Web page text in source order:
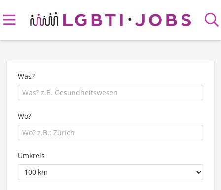
Was?
Wo?
Umkreis